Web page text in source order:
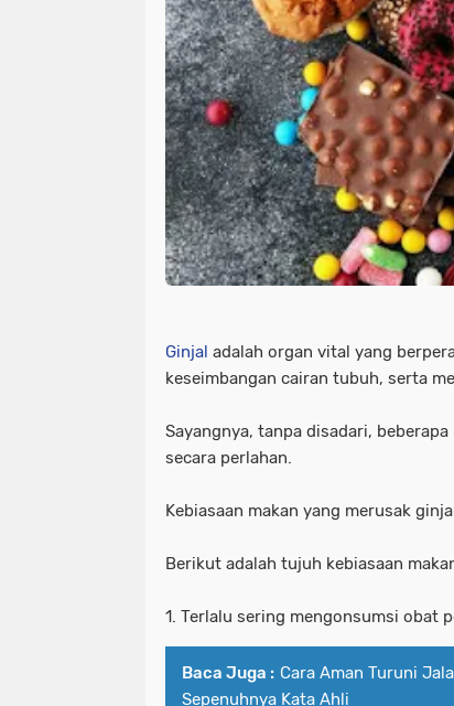
Ginjal adalah organ vital yang
keseimbangan cairan tubuh, serta
Sayangnya, tanpa disadari,
secara perlahan.
Kebiasaan makan yang merusak
Berikut adalah tujuh kebiasaan
1. Terlalu sering mengonsumsi obat
Baca Juga : Cara Aman Turuni
Sepenuhnya Kata Ahli